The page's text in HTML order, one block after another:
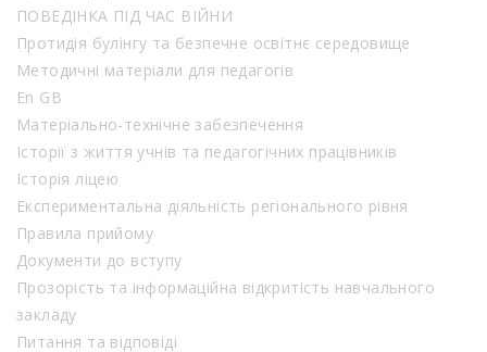
ПОВЕДІНКА ПІД ЧАС ВІЙНИ
Протидія булінгу та безпечне освітнє середовище
Методичні матеріали для педагогів
En GB
Матеріально-технічне забезпечення
Історії з життя учнів та педагогічних працівників
Історія ліцею
Експериментальна діяльність регіонального рівня
Правила прийому
Документи до вступу
Прозорість та інформаційна відкритість навчального
закладу
Питання та відповіді